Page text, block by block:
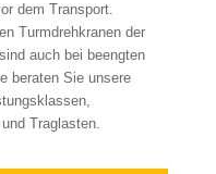
dem Transport.
Turmdrehkranen der
auch bei beengten
beraten Sie unsere
Traglasten.